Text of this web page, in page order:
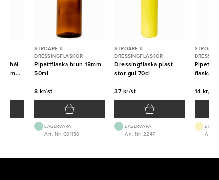
hål
1-2D
STRÖARE &
DRESSINGFLASKOR
Pipettflaska brun 18mm
50ml
8 kr/st
LAGERVARA
Art. Nr: G01150
STRÖARE &
DRESSINGFLASKOR
Dressingflaska plast
stor gul 70cl
37 kr/st
LAGERVARA
Art. Nr: 2247
Pipett
flaska
14 kr/st
Art.